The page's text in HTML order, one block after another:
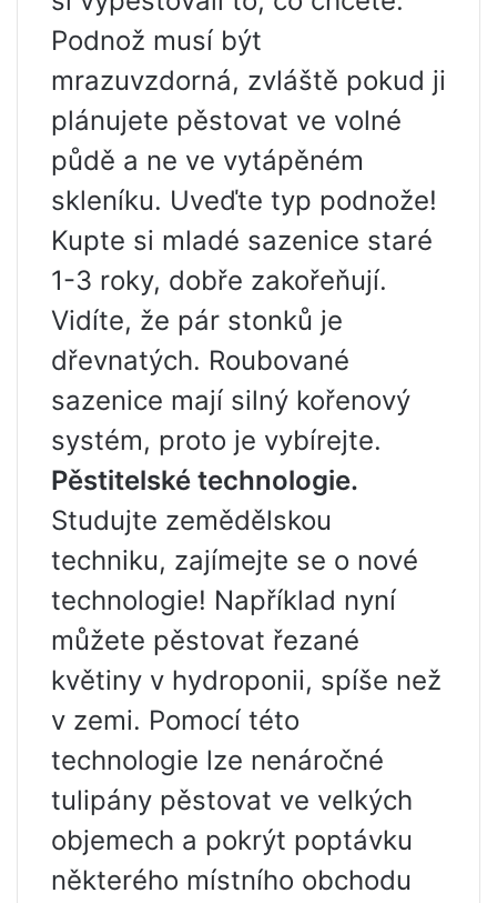
Podnož musí být
mrazuvzdorná, zvláště pokud ji
plánujete pěstovat ve volné
půdě a ne ve vytápěném
skleníku. Uveďte typ podnože!
Kupte si mladé sazenice staré
1-3 roky, dobře zakořeňují.
Vidíte, že pár stonků je
dřevnatých. Roubované
sazenice mají silný kořenový
systém, proto je vybírejte.
Pěstitelské technologie.
Studujte zemědělskou
techniku, zajímejte se o nové
technologie! Například nyní
můžete pěstovat řezané
květiny v hydroponii, spíše než
v zemi. Pomocí této
technologie lze nenáročné
tulipány pěstovat ve velkých
objemech a pokrýt poptávku
některého místního obchodu